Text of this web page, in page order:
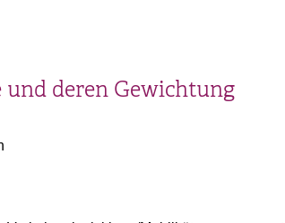
und deren Gewichtung